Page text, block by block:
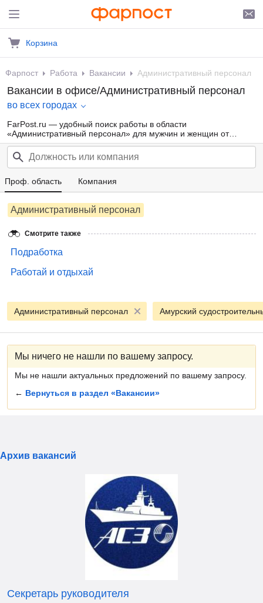
Корзина
Фарпост Работа Вакансии Административный персонал
Вакансии в офисе/Административный персонал
во всех городах
FarPost.ru — удобный поиск работы в области
«Административный персонал» для мужчин и женщин от
прямых работодателей, а также от кадровых агентств. Свежие
вакансии каждый день.
Проф. область Компания
Административный персонал
Смотрите также
Подработка
Работай и отдыхай
Административный персонал Амурский
Мы ничего не нашли по вашему запросу.
Мы не нашли актуальных предложений по вашему запросу.
← Вернуться в раздел «Вакансии»
Архив вакансий
Секретарь руководителя